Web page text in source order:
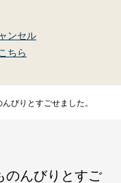
ンセル
ちら
びりとすごせました。
のんびりとすご